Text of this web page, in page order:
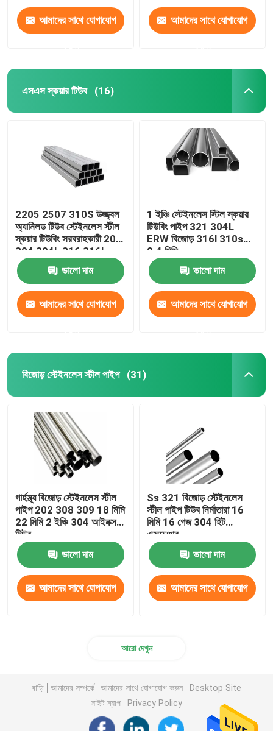
আমাদের সাথে যোগাযোগ আমাদের সাথে যোগাযোগ
এসএস স্কয়ার টিউব (16)
2205 2507 310S উজ্জ্বল
অ্যানিলড টিউব স্টেইনলেস স্টীল
স্কয়ার টিউবিং সরবরাহকারী 201
304 304L 316 316L
ভালো দাম
আমাদের সাথে যোগাযোগ
1 ইঞ্চি স্টেইনলেস স্টিল স্কয়ার
টিউবিং পাইপ 321 304L
ERW বিজোড় 316l 310s
0.4 মিমি
ভালো দাম
আমাদের সাথে যোগাযোগ
বিজোড় স্টেইনলেস স্টীল পাইপ (31)
গার্হস্থ্য বিজোড় স্টেইনলেস স্টীল
পাইপ 202 308 309 18 মিমি
22 মিমি 2 ইঞ্চি 304 আইনক্স
টিউব
ভালো দাম
আমাদের সাথে যোগাযোগ
Ss 321 বিজোড় স্টেইনলেস
স্টীল পাইপ টিউব নির্মাতারা 16
মিমি 16 গেজ 304 হিট
এক্সচেঞ্জার
ভালো দাম
আমাদের সাথে যোগাযোগ
আরো দেখুন
বাড়ি আমাদের সম্পর্কে আমাদের সাথে যোগাযোগ করুন
Desktop Site
সাইট ম্যাপ
Privacy Policy